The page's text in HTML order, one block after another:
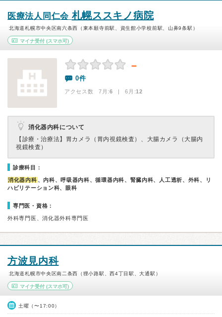
医療法人同仁会 札幌ススキノ病院
北海道札幌市中央区南六条西（東本願寺前駅、資生館小学校前駅、山鼻9条駅）
マイナ受付 (スマホ可)
－
0件
アクセス数 7月:6 | 6月:12
消化器内科について
【診療・治療法】 胃カメラ（胃内視鏡検査）、大腸カメラ（大腸内
視鏡検査）
診療科目：
消化器内科 、内科、呼吸器内科、循環器内科、腎臓内科、人工透析、外科、リ
ハビリテーション科、眼科
専門医・資格：
外科専門医、消化器外科専門医
方波見内科
北海道札幌市中央区南二条西（狸小路駅、西4丁目駅、大通駅）
マイナ受付 (スマホ可)
土曜（〜17:00）